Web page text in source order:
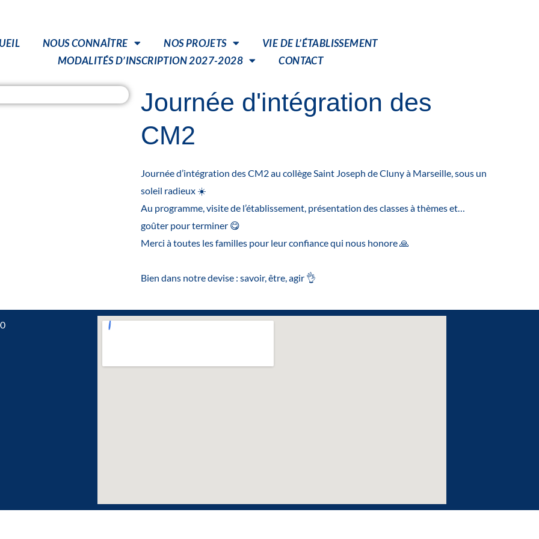
NOUS CONNAÎTRE NOS PROJETS
VIE DE L’ÉTABLISSEMENT
MODALITÉS D’INSCRIPTION 2027-2028
CONTACT
Journée d'intégration des
CM2
Journée d’intégration des CM2 au collège Saint Joseph de Cluny à Marseille, sous un
soleil radieux ☀️
Au programme, visite de l’établissement, présentation des classes à thèmes et…
goûter pour terminer 😋
Merci à toutes les familles pour leur confiance qui nous honore 🙏
Bien dans notre devise : savoir, être, agir 👌